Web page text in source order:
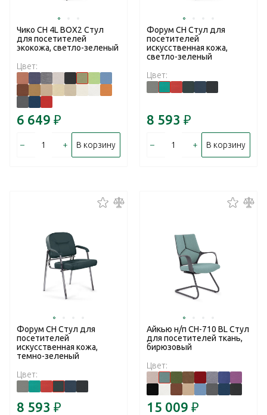
Чико CH 4L BOX2 Стул
для посетителей
экокожа, светло-зеленый
Цвет:
6 649 ₽
– + В корзину
Форум CH Стул для
посетителей
искусственная кожа,
светло-зеленый
Цвет:
8 593 ₽
– + В корзину
Форум CH Стул для
посетителей
искусственная кожа,
темно-зеленый
Цвет:
8 593 ₽
Айкью н/п CH-710 BL Стул
для посетителей ткань,
бирюзовый
Цвет:
15 009 ₽